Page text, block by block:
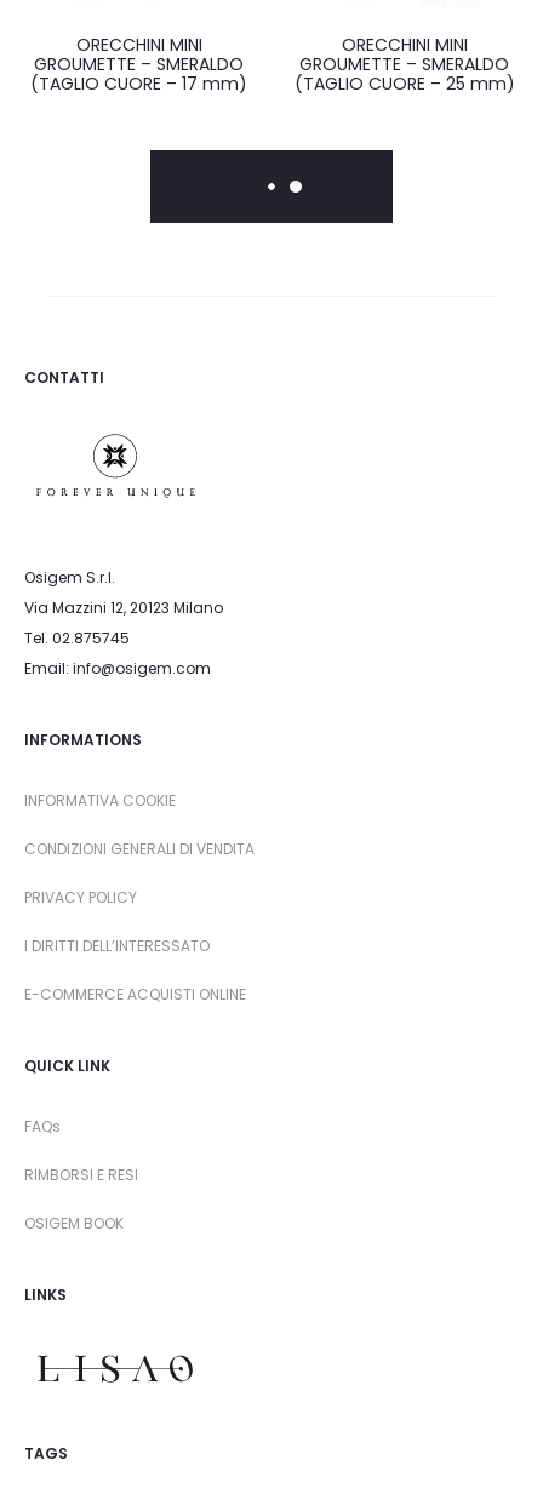
ORECCHINI MINI
GROUMETTE – SMERALDO
(TAGLIO CUORE – 17 mm)
ORECCHINI MINI
GROUMETTE – SMERALDO
(TAGLIO CUORE – 25 mm)
CONTATTI
Osigem S.r.l.
Via Mazzini 12, 20123 Milano
Tel. 02.875745
Email: info@osigem.com
INFORMATIONS
INFORMATIVA COOKIE
CONDIZIONI GENERALI DI VENDITA
PRIVACY POLICY
I DIRITTI DELL’INTERESSATO
E-COMMERCE ACQUISTI ONLINE
QUICK LINK
FAQs
RIMBORSI E RESI
OSIGEM BOOK
LINKS
TAGS